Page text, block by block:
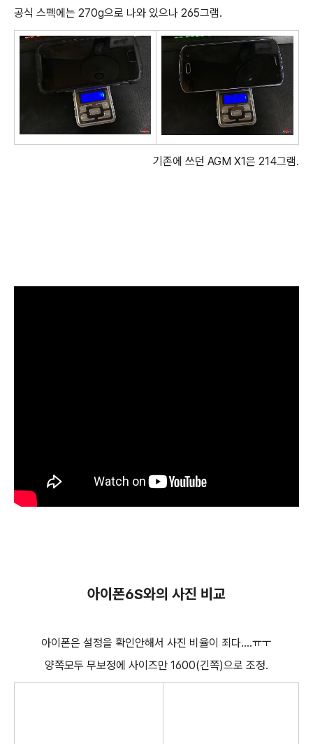
공식 스펙에는 270g으로 나와 있으나 265그램.
기존에 쓰던 AGM X1은 214그램.
아이폰6S와의 사진 비교
아이폰은 설정을 확인안해서 사진 비율이 죄다....ㅠㅜ
양쪽모두 무보정에 사이즈만 1600(긴쪽)으로 조정.